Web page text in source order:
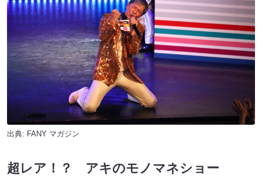
出典: FANY マガジン
超レア！？ アキのモノマネショー